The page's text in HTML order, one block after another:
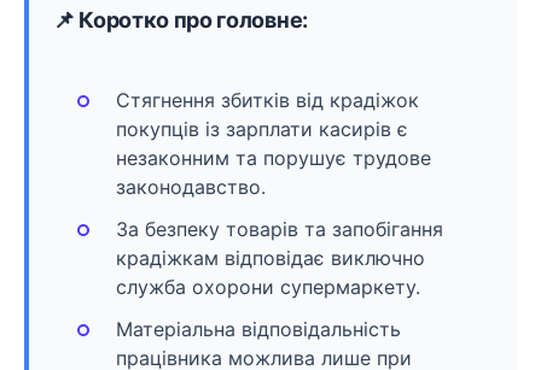
📌 Коротко про головне:
Стягнення збитків від крадіжок
покупців із зарплати касирів є
незаконним та порушує трудове
законодавство.
За безпеку товарів та запобігання
крадіжкам відповідає виключно
служба охорони супермаркету.
Матеріальна відповідальність
працівника можлива лише при